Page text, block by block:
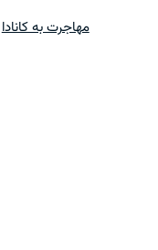
مهاجرت به کانادا